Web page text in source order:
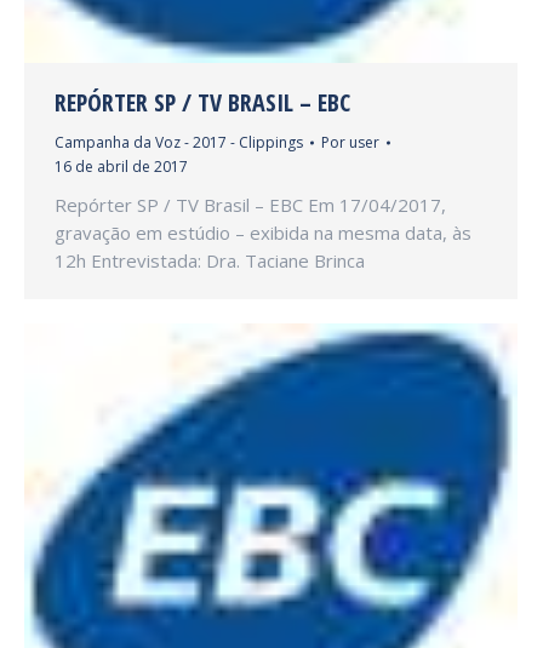
REPÓRTER SP / TV BRASIL – EBC
Campanha da Voz - 2017 - Clippings Por user
16 de abril de 2017
Repórter SP / TV Brasil – EBC Em 17/04/2017,
gravação em estúdio – exibida na mesma data, às
12h Entrevistada: Dra. Taciane Brinca